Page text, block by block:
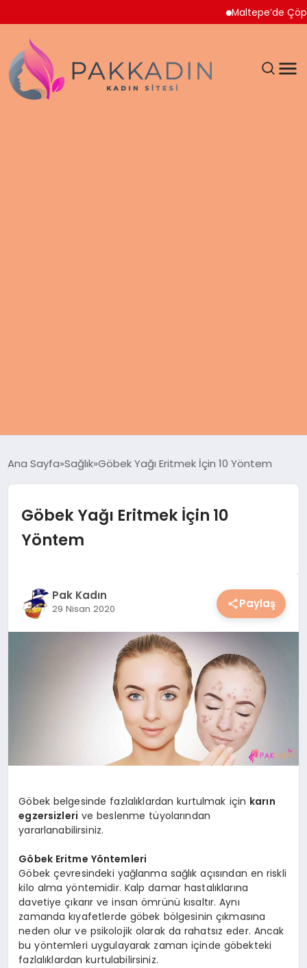
Maltepe’de Çöp Ev
KADIN
SAĞLIK
SPOR & FITNESS
YAŞAM
Ana Sayfa Sağlık Göbek Yağı Eritmek İçin 10 Yöntem
Göbek Yağı Eritmek İçin 10
Yöntem
Pak Kadın
29 Nisan 2020 Paylaş
Göbek belgesinde fazlalıklardan kurtulmak için karın
egzersizleri ve beslenme tüyolarından
yararlanabilirsiniz.
Göbek Eritme Yöntemleri
Göbek çevresindeki yağlanma sağlık açısından en riskli
kilo alma yöntemidir. Kalp damar hastalıklarına
davetiye çıkarır ve insan ömrünü kısaltır. Aynı
zamanda kıyafetlerde göbek bölgesinin çıkmasına
neden olur ve psikolojik olarak da rahatsız eder. Ancak
bu yöntemleri uygulayarak zaman içinde göbekteki
fazlalıklardan kurtulabilirsiniz.